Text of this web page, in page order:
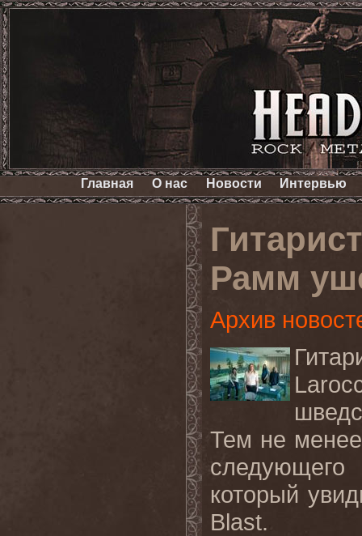
Главная О нас Новости Интервью
Рамм
Архив
Тем не
который
Blast.